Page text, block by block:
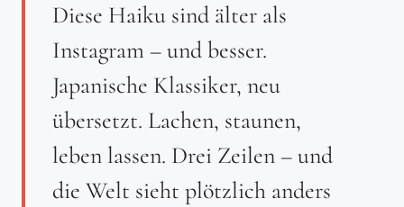
Diese Haiku sind älter als
Instagram – und besser.
Japanische Klassiker, neu
übersetzt. Lachen, staunen,
leben lassen. Drei Zeilen – und
die Welt sieht plötzlich anders